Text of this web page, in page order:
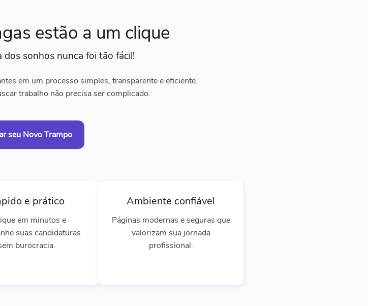
estão a um clique
dos sonhos nunca foi tão fácil!
em um processo simples, transparente e eficiente.
trabalho não precisa ser complicado.
seu Novo Trampo
e prático
em minutos e
suas candidaturas
burocracia.
Ambiente confiável
Páginas modernas e seguras que
valorizam sua jornada
profissional.